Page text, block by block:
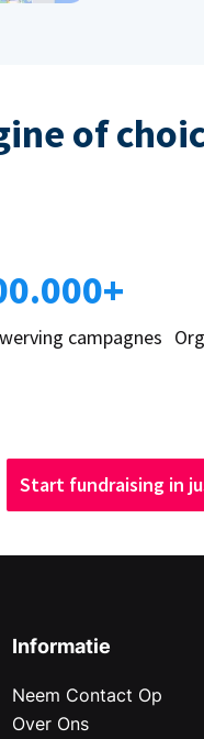
of
campagnes
Start fundraising in
Informatie
Neem Contact Op
Over Ons